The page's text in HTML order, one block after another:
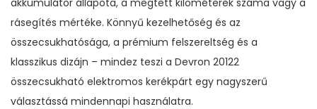
rásegítés mértéke. Könnyű kezelhetőség és az
összecsukhatósága, a prémium felszereltség és a
klasszikus dizájn – mindez teszi a Devron 20122
összecsukható elektromos kerékpárt egy nagyszerű
választássá mindennapi használatra.